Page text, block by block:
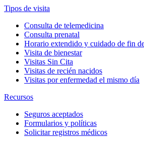
Tipos de visita
Consulta de telemedicina
Consulta prenatal
Horario extendido y cuidado de fin
Visita de bienestar
Visitas Sin Cita
Visitas de recién nacidos
Visitas por enfermedad el mismo día
Recursos
Seguros aceptados
Formularios y políticas
Solicitar registros médicos